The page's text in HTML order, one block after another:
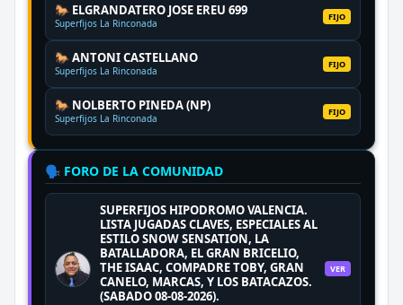
🐎 ELGRANDATERO JOSE EREU 699
Superfijos La Rinconada
FIJO
🐎 ANTONI CASTELLANO
Superfijos La Rinconada
FIJO
🐎 NOLBERTO PINEDA (NP)
Superfijos La Rinconada
FIJO
🗣️ FORO DE LA COMUNIDAD
SUPERFIJOS HIPODROMO VALENCIA.
LISTA JUGADAS CLAVES, ESPECIALES AL
ESTILO SNOW SENSATION, LA
BATALLADORA, EL GRAN BRICELIO,
THE ISAAC, COMPADRE TOBY, GRAN
CANELO, MARCAS, Y LOS BATACAZOS.
(SABADO 08-08-2026).
VER